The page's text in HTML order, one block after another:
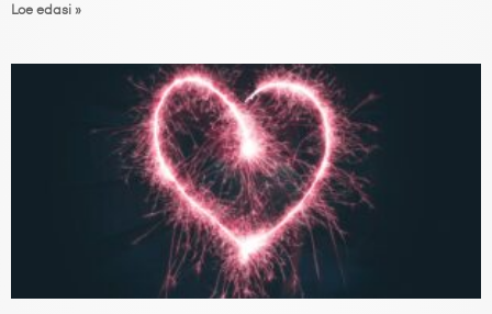
Loe edasi »